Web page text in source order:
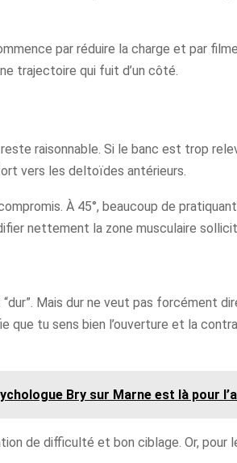
par réduire la charge et par
trajectoire qui fuit d’un côté.
raisonnable. Si le banc est trop
vers les deltoïdes antérieurs.
À 45°, beaucoup de
nettement la zone musculaire
Mais dur ne veut pas forcément
que tu sens bien l’ouverture et la
Bry sur Marne est là pour
de difficulté et bon ciblage. Or,